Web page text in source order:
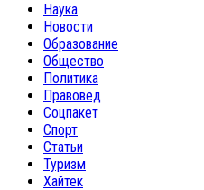
Наука
Новости
Образование
Общество
Политика
Правовед
Соцпакет
Спорт
Статьи
Туризм
Хайтек